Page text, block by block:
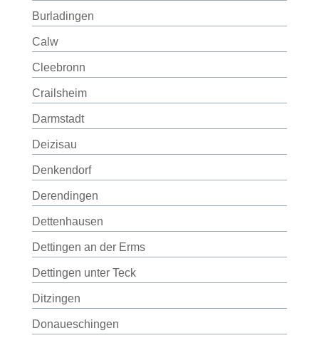
Burladingen
Calw
Cleebronn
Crailsheim
Darmstadt
Deizisau
Denkendorf
Derendingen
Dettenhausen
Dettingen an der Erms
Dettingen unter Teck
Ditzingen
Donaueschingen